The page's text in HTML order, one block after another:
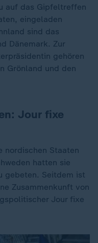
auf das Gipfeltreffen
eingeladen
sind das
Dänemark. Zur
gehören
Grönland und den
Jour fixe
nordischen Staaten
hatten sie
gebeten. Seitdem ist
Zusammenkunft von
Jour fixe